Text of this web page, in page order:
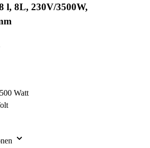
l, 8L, 230V/3500W,
Watt